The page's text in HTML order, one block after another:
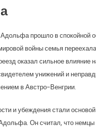
прошло в спокойной
войны семья
оказал сильное влияние
унижений и
в Австро-Венгрии.
и убеждения стали
Он считал, что